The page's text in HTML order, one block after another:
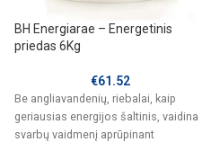
BH Energiarae – Energetinis
priedas 6Kg
€61.52
Be angliavandenių, riebalai, kaip
geriausias energijos šaltinis, vaidina
svarbų vaidmenį aprūpinant